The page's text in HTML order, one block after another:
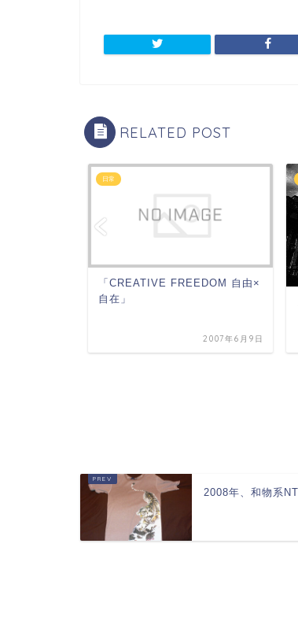
RELATED POST
日常
「CREATIVE FREEDOM 自由×
自在」
2007年6月9日
2008年、和物系